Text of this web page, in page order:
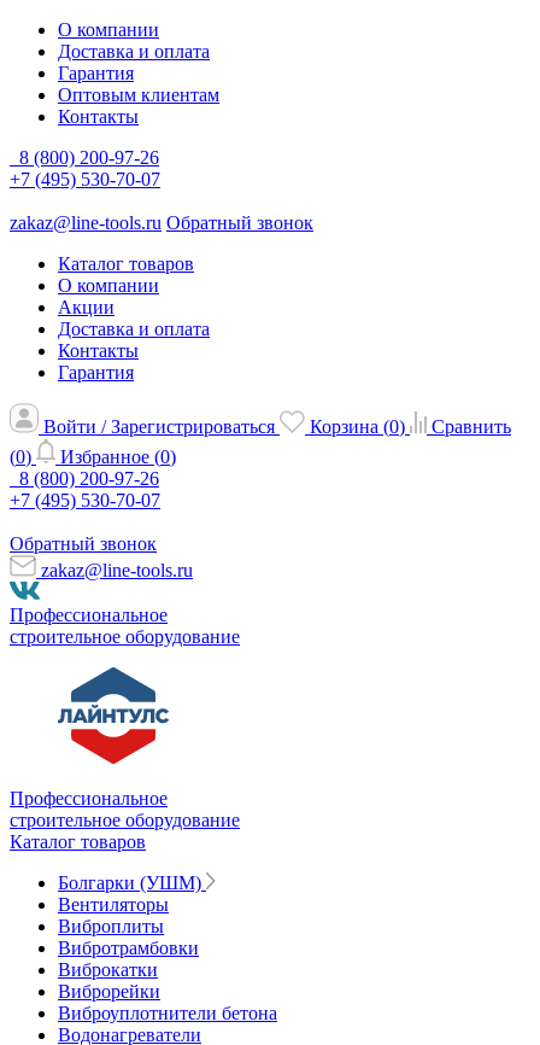
О компании
Доставка и оплата
Гарантия
Оптовым клиентам
Контакты
8 (800) 200-97-26
+7 (495) 530-70-07
zakaz@line-tools.ru Обратный звонок
Каталог товаров
О компании
Акции
Доставка и оплата
Контакты
Гарантия
Войти / Зарегистрироваться Корзина (0)
Сравнить
(0) Избранное (0)
8 (800) 200-97-26
+7 (495) 530-70-07
Обратный звонок
zakaz@line-tools.ru
Профессиональное
строительное оборудование
Профессиональное
строительное оборудование
Каталог товаров
Болгарки (УШМ)
Вентиляторы
Виброплиты
Вибротрамбовки
Виброкатки
Виброрейки
Виброуплотнители бетона
Водонагреватели